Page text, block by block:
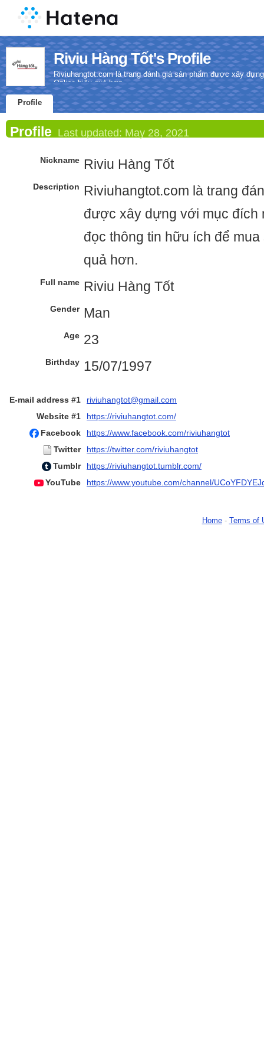
Riviu Hàng Tốt's Profile
Riviuhangtot.com là trang đánh giá sản phẩm được xây
Online hiệu quả hơn.
Profile
Profile Last updated: May 28, 2021
Nickname Riviu Hàng Tốt
Description
Riviuhangtot.com là trang
được xây dựng với mục đích
đọc thông tin hữu ích để
quả hơn.
Full name Riviu Hàng Tốt
Gender Man
Age 23
Birthday 15/07/1997
E-mail address #1
riviuhangtot@gmail.com
Website #1
https://riviuhangtot.com/
Facebook
https://www.facebook.com/riviuhangtot
Twitter
https://twitter.com/riviuhangtot
Tumblr
https://riviuhangtot.tumblr.com/
YouTube
https://www.youtube.com/channel/
Home- Terms of